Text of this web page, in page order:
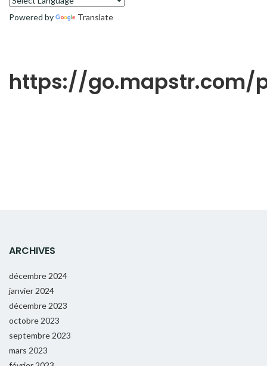
Powered by Translate
https://go.mapstr.com/
ARCHIVES
décembre 2024
janvier 2024
décembre 2023
octobre 2023
septembre 2023
mars 2023